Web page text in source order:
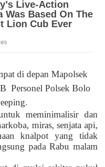
di depan Mapolsek
Personel Polsek Bolo
meminimalisir dan
miras, senjata api,
knalpot yang tidak
pada Rabu malam